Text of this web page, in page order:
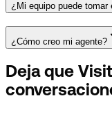
¿Mi equipo puede
¿Cómo creo mi agente?
Deja que